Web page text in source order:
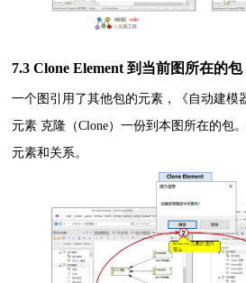
7.3 Clone Element 到当前图所在的包
一个图引用了其他包的元素，《自动建模
元素 克隆（Clone）一份到本图所在的包
元素和关系。